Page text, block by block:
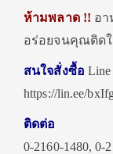
ห้ามพลาด !! อา
อร่อยจนคุณติดใ
สนใจสั่งซื้อ
https://lin.ee/
ติดต่อ
0-2160-1480, 0-